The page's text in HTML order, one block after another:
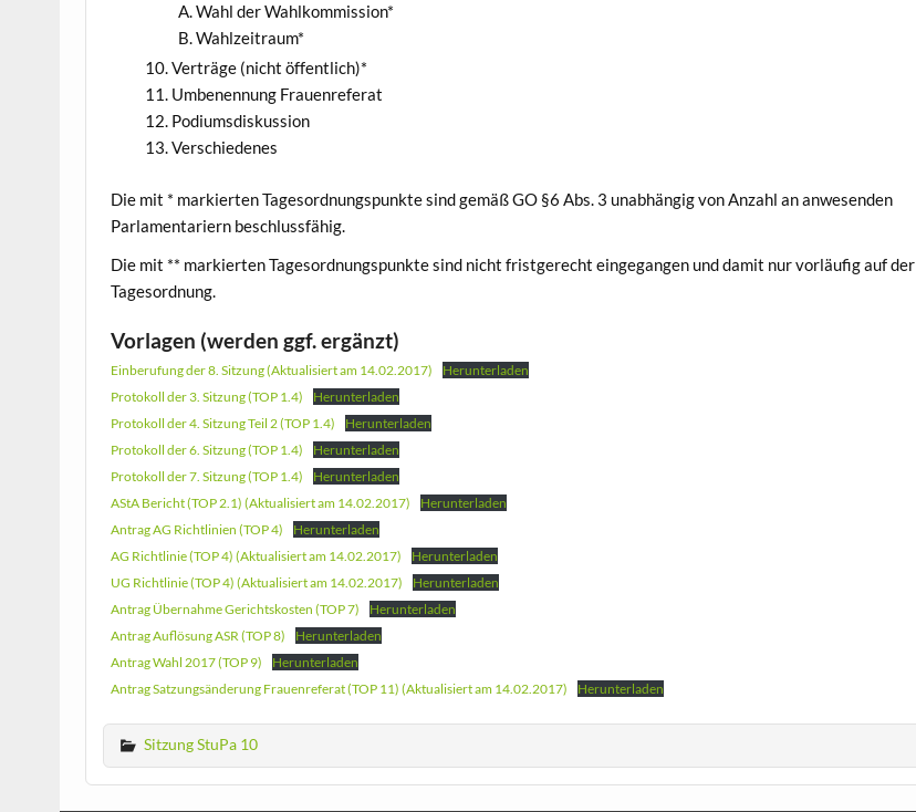
Wahl der Wahlkommission*
Wahlzeitraum*
Verträge (nicht öffentlich)*
Umbenennung Frauenreferat
Podiumsdiskussion
Verschiedenes
Die mit * markierten Tagesordnungspunkte sind gemäß GO §6 Abs. 3 unabhängig von Anzahl an anwesenden
Parlamentariern beschlussfähig.
Die mit ** markierten Tagesordnungspunkte sind nicht fristgerecht eingegangen und damit nur vorläufig auf der
Tagesordnung.
Vorlagen (werden ggf. ergänzt)
Einberufung der 8. Sitzung (Aktualisiert am 14.02.2017)
Herunterladen
Protokoll der 3. Sitzung (TOP 1.4)
Herunterladen
Protokoll der 4. Sitzung Teil 2 (TOP 1.4)
Herunterladen
Protokoll der 6. Sitzung (TOP 1.4)
Herunterladen
Protokoll der 7. Sitzung (TOP 1.4)
Herunterladen
AStA Bericht (TOP 2.1) (Aktualisiert am 14.02.2017)
Herunterladen
Antrag AG Richtlinien (TOP 4)
Herunterladen
AG Richtlinie (TOP 4) (Aktualisiert am 14.02.2017)
Herunterladen
UG Richtlinie (TOP 4) (Aktualisiert am 14.02.2017)
Herunterladen
Antrag Übernahme Gerichtskosten (TOP 7)
Herunterladen
Antrag Auflösung ASR (TOP 8)
Herunterladen
Antrag Wahl 2017 (TOP 9)
Herunterladen
Antrag Satzungsänderung Frauenreferat (TOP 11) (Aktualisiert am 14.02.2017)
Herunterladen
Sitzung StuPa 10